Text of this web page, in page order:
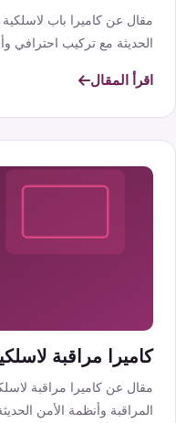
مقال عن كاميرا باب لاسلكية
الحديثة مع تركيب احترافي
اقرأ المقال
كاميرا مراقبة
مقال عن كاميرا مراقبة
المراقبة وأنظمة الأمن